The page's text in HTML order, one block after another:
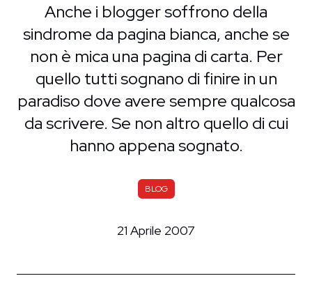
Anche i blogger soffrono della
sindrome da pagina bianca, anche se
non è mica una pagina di carta. Per
quello tutti sognano di finire in un
paradiso dove avere sempre qualcosa
da scrivere. Se non altro quello di cui
hanno appena sognato.
BLOG
21 Aprile 2007